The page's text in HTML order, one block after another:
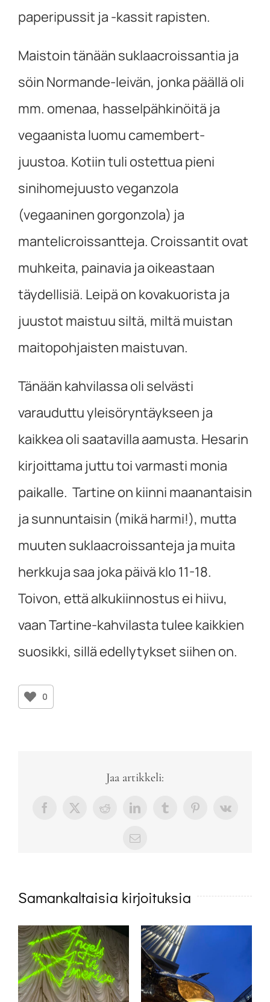
paperipussit ja -kassit rapisten.
Maistoin tänään suklaacroissantia ja
söin Normande-leivän, jonka päällä oli
mm. omenaa, hasselpähkinöitä ja
vegaanista luomu camembert-
juustoa. Kotiin tuli ostettua pieni
sinihomejuusto veganzola
(vegaaninen gorgonzola) ja
mantelicroissantteja. Croissantit ovat
muhkeita, painavia ja oikeastaan
täydellisiä. Leipä on kovakuorista ja
juustot maistuu siltä, miltä muistan
maitopohjaisten maistuvan.
Tänään kahvilassa oli selvästi
varauduttu yleisöryntäykseen ja
kaikkea oli saatavilla aamusta. Hesarin
kirjoittama juttu toi varmasti monia
paikalle. Tartine on kiinni maanantaisin
ja sunnuntaisin (mikä harmi!), mutta
muuten suklaacroissanteja ja muita
herkkuja saa joka päivä klo 11-18.
Toivon, että alkukiinnostus ei hiivu,
vaan Tartine-kahvilasta tulee kaikkien
suosikki, sillä edellytykset siihen on.
0
Jaa artikkeli:
Facebook
X RedditLinkedInTumblrPinterest
Vk
sähköposti
Samankaltaisia kirjoituksia